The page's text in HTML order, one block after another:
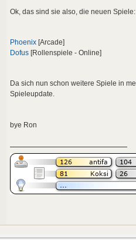
Ok, das sind sie also, die neuen Spiele:
Phoenix [Arcade]
Dofus [Rollenspiele - Online]
Da sich nun schon weitere Spiele in
Spieleupdate.
bye Ron